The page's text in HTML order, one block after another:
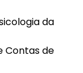
da
Contas de